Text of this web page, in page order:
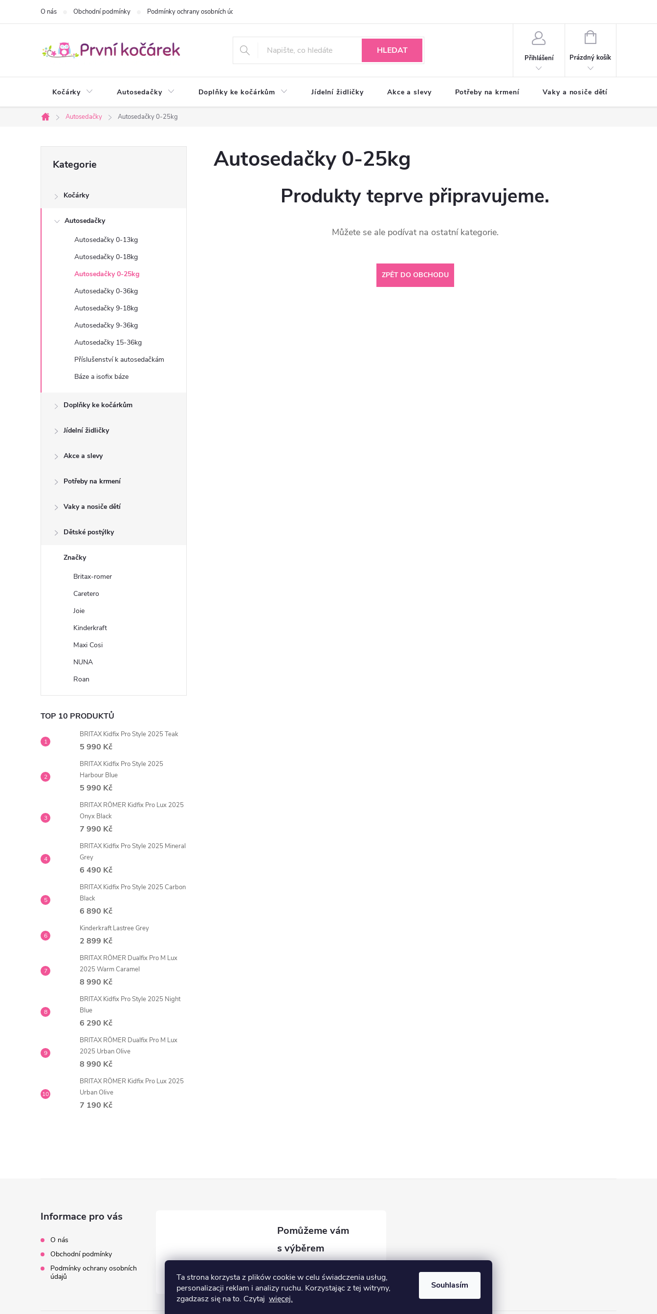
Ta strona korzysta z plików cookie w celu świadczenia usług,
personalizacji reklam i analizy ruchu. Korzystając z tej witryny,
zgadzasz się na to. Czytaj więcej.
Souhlasím
O nás Obchodní podmínky Podmínky ochrany osobních údajů
HLEDAT
Přihlášení
NÁKUPNÍ
Prázdný košík
Kočárky Autosedačky Doplňky ke kočárkům Jídelní židličky Akce a slevy Potřeby na krmení Vaky a nosiče dětí
Domů
Autosedačky Autosedačky 0-25kg
s
kategorie
Kategorie
Kočárky
Autosedačky
Autosedačky 0-13kg
Autosedačky 0-18kg
Autosedačky 0-25kg
Autosedačky 0-36kg
Autosedačky 9-18kg
Autosedačky 9-36kg
Autosedačky 15-36kg
Příslušenství k autosedačkám
Báze a isofix báze
Doplňky ke kočárkům
Jídelní židličky
Akce a slevy
Potřeby na krmení
Vaky a nosiče dětí
Dětské postýlky
Značky
Britax-romer
Caretero
Joie
Kinderkraft
Maxi Cosi
NUNA
Roan
TOP 10 PRODUKTŮ
BRITAX Kidfix Pro Style 2025 Teak
5 990 Kč
BRITAX Kidfix Pro Style 2025
Harbour Blue
5 990 Kč
BRITAX RÖMER Kidfix Pro Lux 2025
Onyx Black
7 990 Kč
BRITAX Kidfix Pro Style 2025 Mineral
Grey
6 490 Kč
BRITAX Kidfix Pro Style 2025 Carbon
Black
6 890 Kč
Kinderkraft Lastree Grey
2 899 Kč
BRITAX RÖMER Dualfix Pro M Lux
2025 Warm Caramel
8 990 Kč
BRITAX Kidfix Pro Style 2025 Night
Blue
6 290 Kč
BRITAX RÖMER Dualfix Pro M Lux
2025 Urban Olive
8 990 Kč
BRITAX RÖMER Kidfix Pro Lux 2025
Urban Olive
7 190 Kč
Autosedačky 0-25kg
Produkty teprve připravujeme.
Můžete se ale podívat na ostatní kategorie.
ZPĚT DO OBCHODU
Informace pro vás
O nás
Obchodní podmínky
Podmínky ochrany osobních
údajů